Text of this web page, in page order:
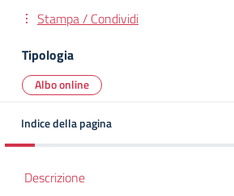
Stampa / Condividi
Tipologia
Albo online
Indice della pagina
Descrizione